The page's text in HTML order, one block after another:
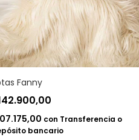
Fanny
con Transferencia o
bancario